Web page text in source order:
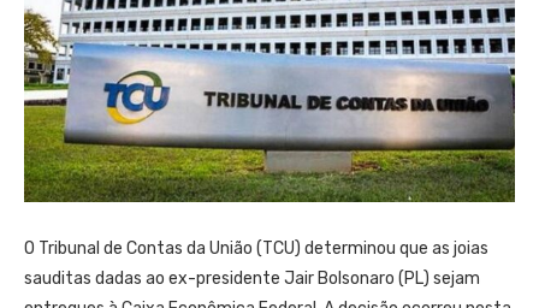
O Tribunal de Contas da União (TCU) determinou que as joias
sauditas dadas ao ex-presidente Jair Bolsonaro (PL) sejam